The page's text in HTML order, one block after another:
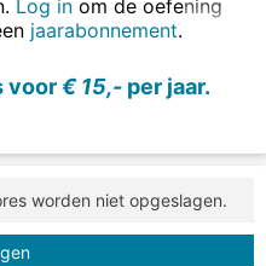
goede lidwoord (de)
Log in om de oefening
jaarabonnement.
voor€ 15,- per jaar.
worden niet opgeslagen.